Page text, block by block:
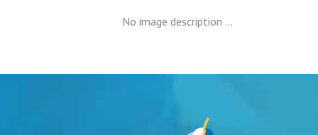
No image description ...